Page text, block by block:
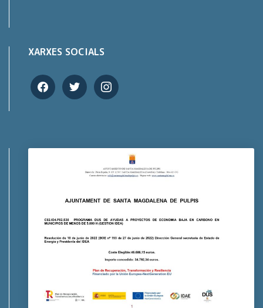
XARXES SOCIALS
facebooktwitter instagram